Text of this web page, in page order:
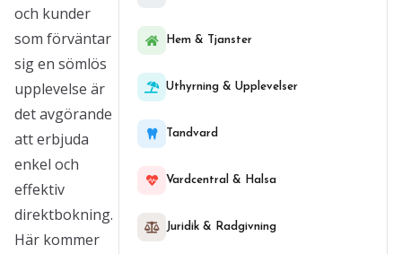
och kunder
som förväntar
sig en sömlös
upplevelse är
det avgörande
att erbjuda
enkel och
effektiv
direktbokning.
Här kommer
Hem & Tjanster
Uthyrning & Upplevelser
Tandvard
Vardcentral & Halsa
Juridik & Radgivning